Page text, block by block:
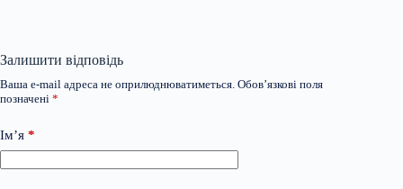
Залишити відповідь
Ваша e-mail адреса не оприлюднюватиметься. Обов’язкові поля
позначені *
Ім’я *